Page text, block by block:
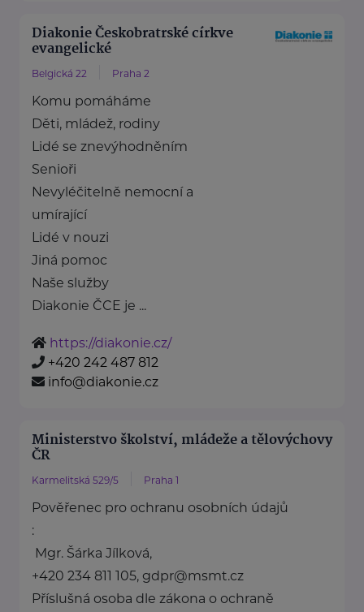
Diakonie Českobratrské církve
evangelické
Belgická 22 Praha 2
Komu pomáháme
Děti, mládež, rodiny
Lidé se znevýhodněním
Senioři
Nevyléčitelně nemocní a
umírající
Lidé v nouzi
Jiná pomoc
Naše služby
Diakonie ČCE je ...
https://diakonie.cz/
+420 242 487 812
info@diakonie.cz
Ministerstvo školství, mládeže a tělovýchovy
ČR
Karmelitská 529/5 Praha 1
Pověřenec pro ochranu osobních údajů
:
Mgr. Šárka Jílková,
+420 234 811 105, gdpr@msmt.cz
Příslušná osoba dle zákona o ochraně